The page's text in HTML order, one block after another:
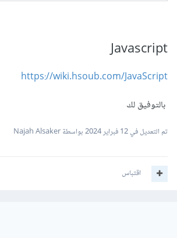
Javascript
https://wiki.hsoub.com/JavaScript
بالتوفيق لك
تم التعديل في12 فبراير 2024 بواسطة Najah Alsaker
اقتباس